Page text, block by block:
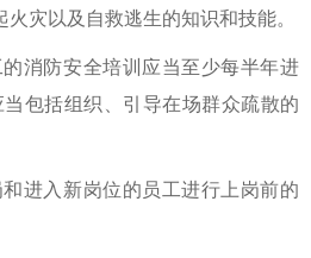
灾以及自救逃生的知识和技能。
消防安全培训应当至少每半年进
包括组织、引导在场群众疏散的
进入新岗位的员工进行上岗前的